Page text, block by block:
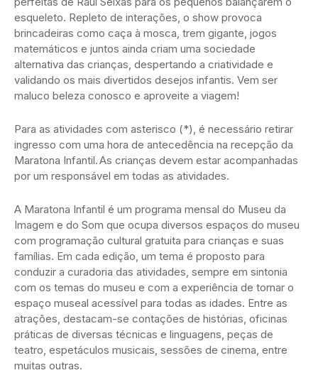
esqueleto. Repleto de interações, o show provoca
brincadeiras como caça à mosca, trem gigante, jogos
matemáticos e juntos ainda criam uma sociedade
alternativa das crianças, despertando a criatividade e
validando os mais divertidos desejos infantis. Vem ser
maluco beleza conosco e aproveite a viagem!
Para as atividades com asterisco (*), é necessário retirar
ingresso com uma hora de antecedência na recepção da
Maratona Infantil. As crianças devem estar acompanhadas
por um responsável em todas as atividades.
A Maratona Infantil é um programa mensal do Museu da
Imagem e do Som que ocupa diversos espaços do museu
com programação cultural gratuita para crianças e suas
famílias. Em cada edição, um tema é proposto para
conduzir a curadoria das atividades, sempre em sintonia
com os temas do museu e com a experiência de tornar o
espaço museal acessível para todas as idades. Entre as
atrações, destacam-se contações de histórias, oficinas
práticas de diversas técnicas e linguagens, peças de
teatro, espetáculos musicais, sessões de cinema, entre
muitas outras.